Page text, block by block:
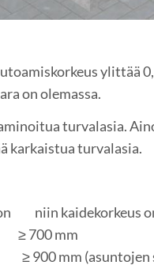
ylittää
on olemassa.
turvalasia.
karkaistua turvalasia.
niin kaidekorkeus
700 mm
900 mm (asuntojen